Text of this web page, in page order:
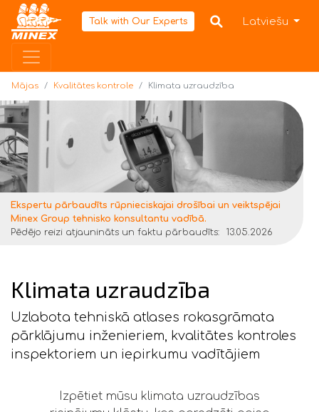
MājasTalk with Our Experts Latviešu
Mājas Kvalitātes kontrole Klimata uzraudzība
Klimata uzraudzība
Uzlabota tehniskā atlases rokasgrāmata
pārklājumu inženieriem, kvalitātes kontroles
inspektoriem un iepirkumu vadītājiem
Ekspertu pārbaudīts rūpnieciskajai drošībai un veiktspējai
Minex Group tehnisko konsultantu vadībā.
Pēdējo reizi atjaunināts un faktu pārbaudīts:
13.05.2026
Izpētiet mūsu klimata uzraudzības